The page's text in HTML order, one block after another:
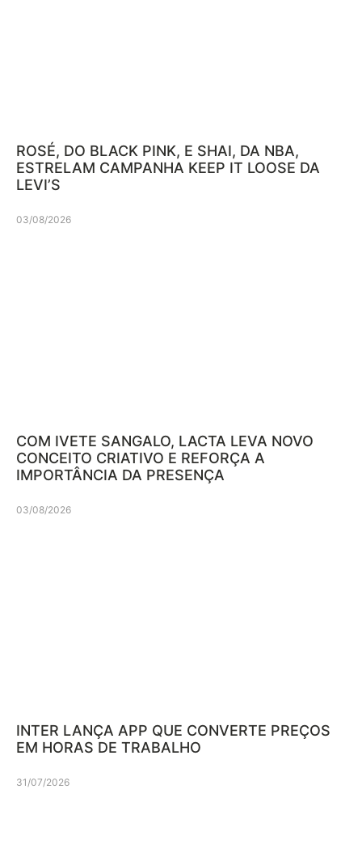
ROSÉ, DO BLACK PINK, E SHAI, DA NBA,
ESTRELAM CAMPANHA KEEP IT LOOSE DA
LEVI’S
03/08/2026
COM IVETE SANGALO, LACTA LEVA NOVO
CONCEITO CRIATIVO E REFORÇA A
IMPORTÂNCIA DA PRESENÇA
03/08/2026
INTER LANÇA APP QUE CONVERTE PREÇOS
EM HORAS DE TRABALHO
31/07/2026